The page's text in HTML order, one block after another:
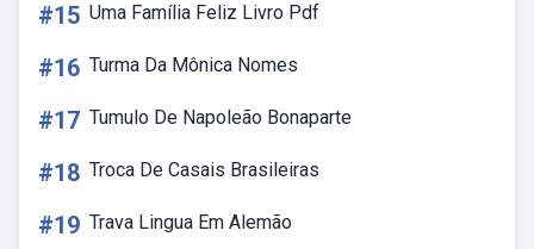
#15 Uma Família Feliz Livro Pdf
#16 Turma Da Mônica Nomes
#17 Tumulo De Napoleão Bonaparte
#18 Troca De Casais Brasileiras
#19 Trava Lingua Em Alemão